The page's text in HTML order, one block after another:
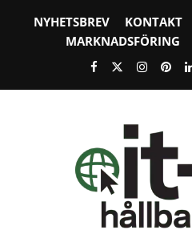
NYHETSBREV KONTAKT
MARKNADSFÖRING